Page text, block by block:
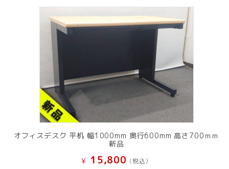
オフィスデスク 平机 幅1000mm 奥行600mm 高さ700ｍｍ
新品
¥ 15,800 (税込）